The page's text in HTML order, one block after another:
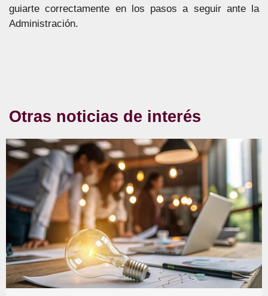
guiarte correctamente en los pasos a seguir ante la
Administración.
Otras noticias de interés